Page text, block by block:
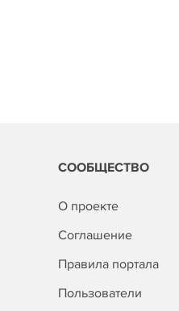
СООБЩЕСТВО
О проекте
Соглашение
Правила портала
Пользователи